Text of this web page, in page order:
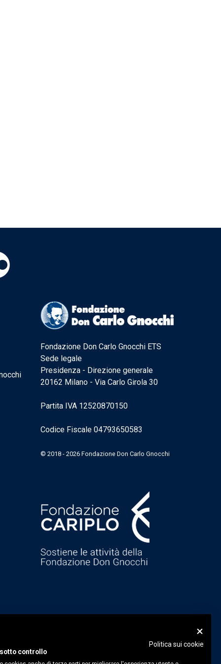
Fondazione Don Carlo Gnocchi ETS
Sede legale
Presidenza - Direzione generale
20162 Milano - Via Carlo Girola 30
Partita IVA 12520870150
Codice Fiscale 04793650583
© 2018 - 2026 Fondazione Don Carlo Gnocchi
Politica sui cookie
controllo